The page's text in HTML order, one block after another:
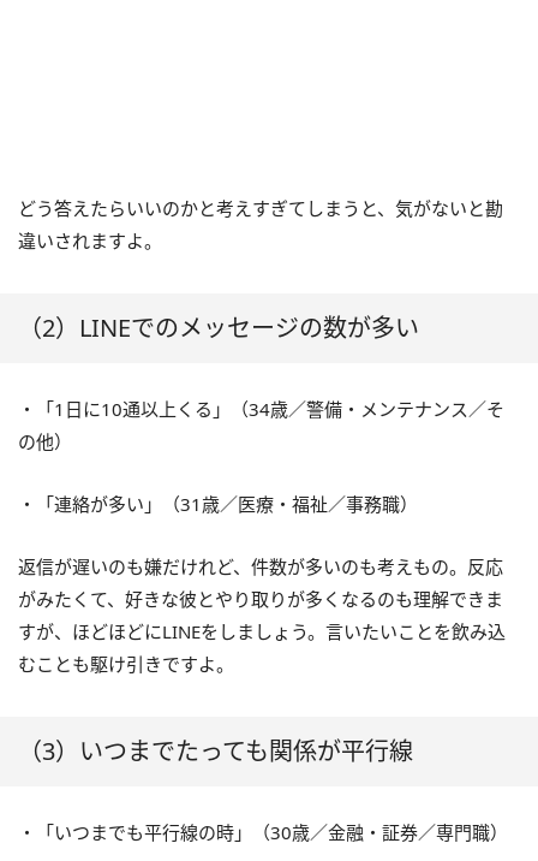
どう答えたらいいのかと考えすぎてしまうと、気がないと勘
違いされますよ。
（2）LINEでのメッセージの数が多い
・「1日に10通以上くる」（34歳／警備・メンテナンス／そ
の他）
・「連絡が多い」（31歳／医療・福祉／事務職）
返信が遅いのも嫌だけれど、件数が多いのも考えもの。反応
がみたくて、好きな彼とやり取りが多くなるのも理解できま
すが、ほどほどにLINEをしましょう。言いたいことを飲み込
むことも駆け引きですよ。
（3）いつまでたっても関係が平行線
・「いつまでも平行線の時」（30歳／金融・証券／専門職）